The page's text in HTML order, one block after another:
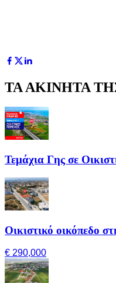
ΤΑ ΑΚΙΝΗΤΑ
Τεμάχια Γης σε
Οικιστικό οικόπεδο
€ 290,000